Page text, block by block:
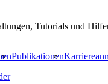
Tutorials und
PublikationenKarriere